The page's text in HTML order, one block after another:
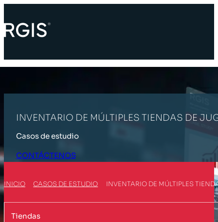
INVENTARIO DE MÚLTIPLES TIENDAS DE
Casos de estudio
CONTÁCTENOS
INICIO CASOS DE ESTUDIO INVENTARIO DE MÚLTIPLES
Tiendas